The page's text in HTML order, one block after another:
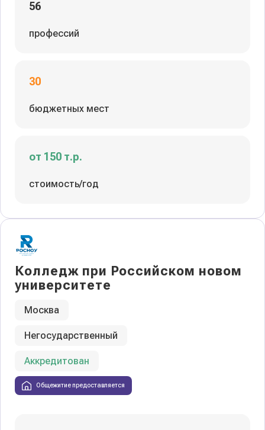
56
профессий
30
бюджетных мест
от 150 т.р.
стоимость/год
Колледж при Российском новом
университете
Москва
Негосударственный
Аккредитован
Общежитие предоставляется